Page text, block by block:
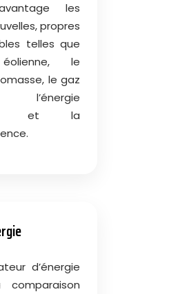
les
propres
telles que
le
le gaz
l’énergie
et la
d’énergie